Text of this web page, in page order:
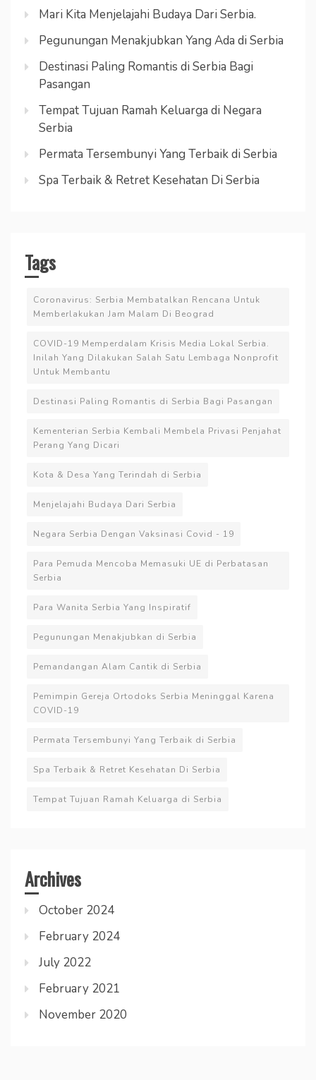
Mari Kita Menjelajahi Budaya Dari Serbia.
Pegunungan Menakjubkan Yang Ada di Serbia
Destinasi Paling Romantis di Serbia Bagi
Pasangan
Tempat Tujuan Ramah Keluarga di Negara
Serbia
Permata Tersembunyi Yang Terbaik di Serbia
Spa Terbaik & Retret Kesehatan Di Serbia
Tags
Coronavirus: Serbia Membatalkan Rencana Untuk
Memberlakukan Jam Malam Di Beograd
COVID-19 Memperdalam Krisis Media Lokal Serbia.
Inilah Yang Dilakukan Salah Satu Lembaga Nonprofit
Untuk Membantu
Destinasi Paling Romantis di Serbia Bagi Pasangan
Kementerian Serbia Kembali Membela Privasi Penjahat
Perang Yang Dicari
Kota & Desa Yang Terindah di Serbia
Menjelajahi Budaya Dari Serbia
Negara Serbia Dengan Vaksinasi Covid - 19
Para Pemuda Mencoba Memasuki UE di Perbatasan
Serbia
Para Wanita Serbia Yang Inspiratif
Pegunungan Menakjubkan di Serbia
Pemandangan Alam Cantik di Serbia
Pemimpin Gereja Ortodoks Serbia Meninggal Karena
COVID-19
Permata Tersembunyi Yang Terbaik di Serbia
Spa Terbaik & Retret Kesehatan Di Serbia
Tempat Tujuan Ramah Keluarga di Serbia
Archives
October 2024
February 2024
July 2022
February 2021
November 2020